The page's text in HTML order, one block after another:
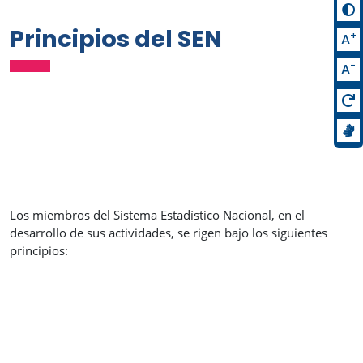
Principios del SEN
Los miembros del Sistema Estadístico Nacional, en el
desarrollo de sus actividades, se rigen bajo los siguientes
principios:
A+
A-